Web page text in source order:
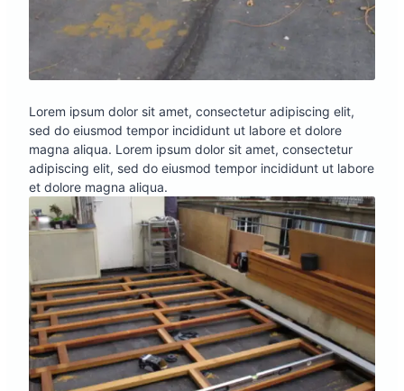
Lorem ipsum dolor sit amet, consectetur adipiscing elit,
sed do eiusmod tempor incididunt ut labore et dolore
magna aliqua. Lorem ipsum dolor sit amet, consectetur
adipiscing elit, sed do eiusmod tempor incididunt ut labore
et dolore magna aliqua.